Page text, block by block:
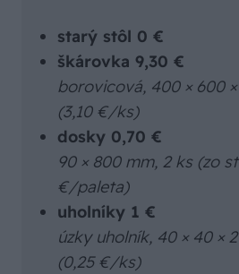
starý stôl 0 €
škárovka 9,30 €
borovicová, 400 × 600
(3,10 €/ks)
dosky 0,70 €
90 × 800 mm, 2 ks (zo
€/paleta)
uholníky 1 €
úzky uholník, 40 × 40 ×
(0,25 €/ks)